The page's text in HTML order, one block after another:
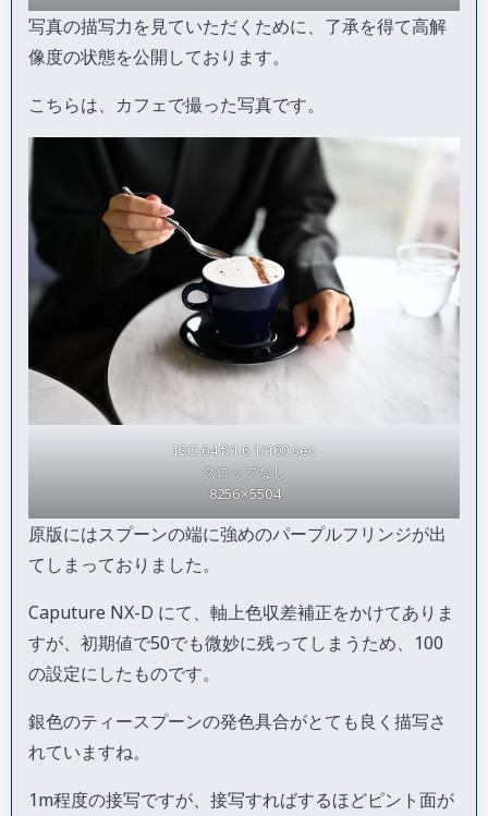
写真の描写力を見ていただくために、了承を得て高解
像度の状態を公開しております。
こちらは、カフェで撮った写真です。
ISO 64 f/1.6 1/100 sec
クロップなし
8256 × 5504
原版にはスプーンの端に強めのパープルフリンジが出
てしまっておりました。
Caputure NX-D にて、軸上色収差補正をかけてありま
すが、初期値で50でも微妙に残ってしまうため、100
の設定にしたものです。
銀色のティースプーンの発色具合がとても良く描写さ
れていますね。
1m程度の接写ですが、接写すればするほどピント面が